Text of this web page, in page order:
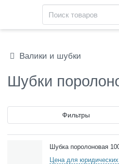
mainВалики и шубки
Шубки
Фильтры
Шубка поролоновая
Цена для